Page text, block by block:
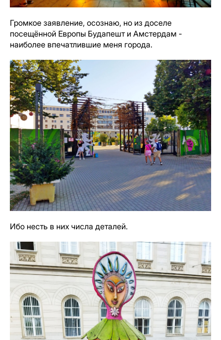
Громкое заявление, осознаю, но из доселе
посещённой Европы Будапешт и Амстердам -
наиболее впечатлившие меня города.
Ибо несть в них числа деталей.